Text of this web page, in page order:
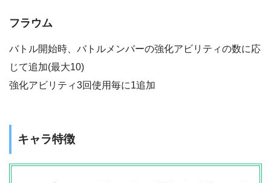
フラウム
バトル開始時、バトルメンバーの強化アビリティの数に応
じて追加(最大10)
強化アビリティ3回使用毎に1追加
キャラ特徴